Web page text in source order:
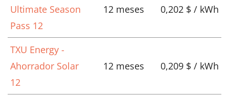
Ultimate Season
Pass 12
12 meses 0,202 $ / kWh
TXU Energy -
Ahorrador Solar
12
12 meses 0,209 $ / kWh